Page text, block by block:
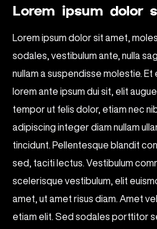
Lorem ipsum dolor
Lorem ipsum dolor sit amet,
sodales, vestibulum ante, nulla
nullam a suspendisse molestie.
lorem ante ipsum dui sit, elit
tempor ut felis dolor, etiam nec
adipiscing integer diam nullam
tincidunt. Pellentesque blandit
sed, taciti lectus. Vestibulum
scelerisque vestibulum, elit
amet, ut amet risus diam. Amet
etiam elit. Sed sodales porttitor